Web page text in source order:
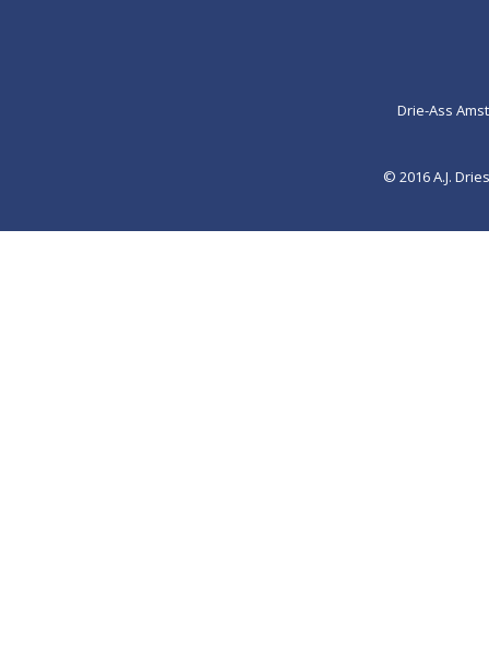
Drie-Ass
© 2016 A.J.